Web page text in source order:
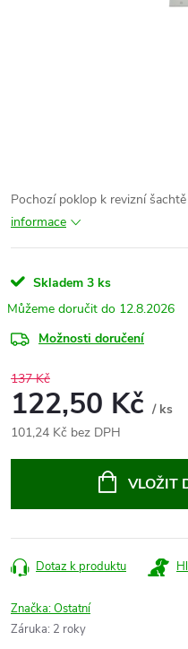
Pochozí poklop k revizní
informace
Skladem 3 ks
12.8.2026
Možnosti doručení
137 Kč
122,50 Kč / ks
101,24 Kč bez DPH
VLOŽIT
Dotaz k produktu
Značka:Ostatní
Záruka: 2 roky